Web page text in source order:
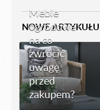
NOWE ARTYKUŁU
Meble
ogrodowe -
na co
zwrócić
uwagę
przed
zakupem?